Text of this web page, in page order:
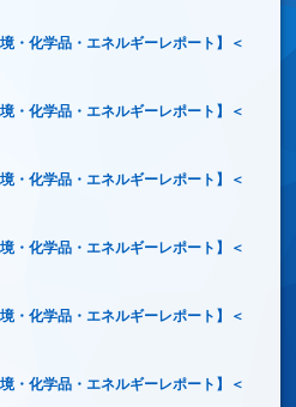
・化学品・エネルギーレポート】＜
・化学品・エネルギーレポート】＜
・化学品・エネルギーレポート】＜
・化学品・エネルギーレポート】＜
・化学品・エネルギーレポート】＜
・化学品・エネルギーレポート】＜